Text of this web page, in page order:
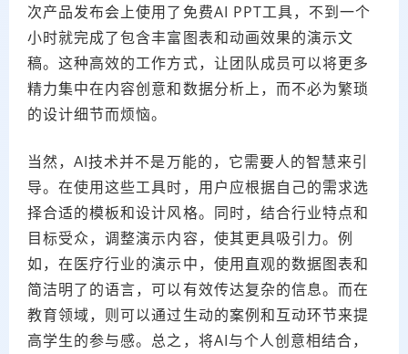
次产品发布会上使用了免费AI PPT工具，不到一个
小时就完成了包含丰富图表和动画效果的演示文
稿。这种高效的工作方式，让团队成员可以将更多
精力集中在内容创意和数据分析上，而不必为繁琐
的设计细节而烦恼。
当然，AI技术并不是万能的，它需要人的智慧来引
导。在使用这些工具时，用户应根据自己的需求选
择合适的模板和设计风格。同时，结合行业特点和
目标受众，调整演示内容，使其更具吸引力。例
如，在医疗行业的演示中，使用直观的数据图表和
简洁明了的语言，可以有效传达复杂的信息。而在
教育领域，则可以通过生动的案例和互动环节来提
高学生的参与感。总之，将AI与个人创意相结合，